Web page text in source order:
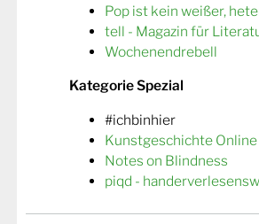
Pop ist kein weißer,
tell - Magazin für
Wochenendrebell
Kategorie Spezial
#ichbinhier
Kunstgeschichte
Notes on Blindness
piqd -